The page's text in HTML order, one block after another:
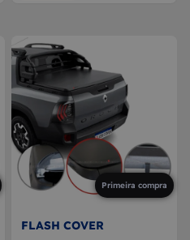
Primeira compra
FLASH COVER